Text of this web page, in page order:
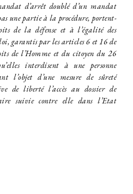
d’arrêt doublé d’un mandat
une partie à la procédure, portent-
de la défense et à l’égalité des
garantis par les articles 6 et 16 de
de l’Homme et du citoyen du 26
interdisent à une personne
l’objet d’une mesure de sûreté
de liberté l’accès au dossier de
suivie contre elle dans l’Etat